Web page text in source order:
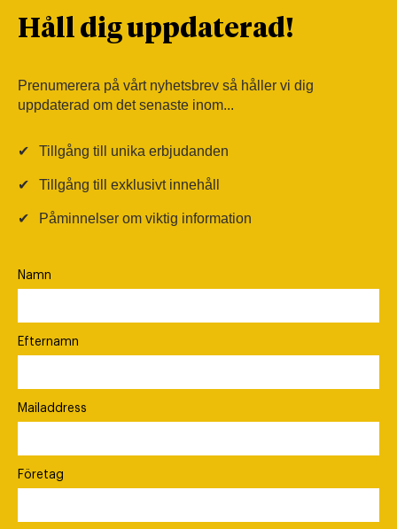
Håll dig uppdaterad!
Prenumerera på vårt nyhetsbrev så håller vi dig
uppdaterad om det senaste inom...
✔ Tillgång till unika erbjudanden
✔ Tillgång till exklusivt innehåll
✔ Påminnelser om viktig information
Namn
Efternamn
Mailaddress
Företag